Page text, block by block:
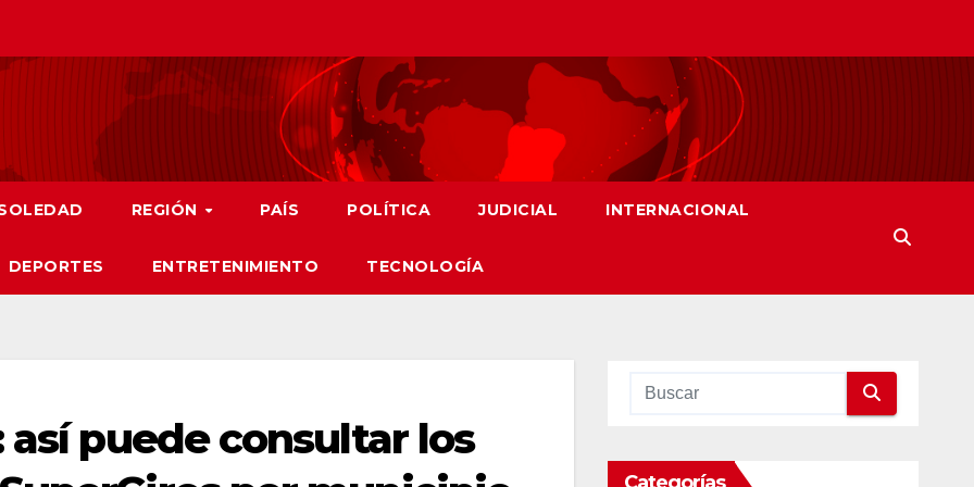
REGIÓN PAÍS POLÍTICA JUDICIAL INTERNACIONAL
DEPORTES ENTRETENIMIENTO TECNOLOGÍA
puede consultar los